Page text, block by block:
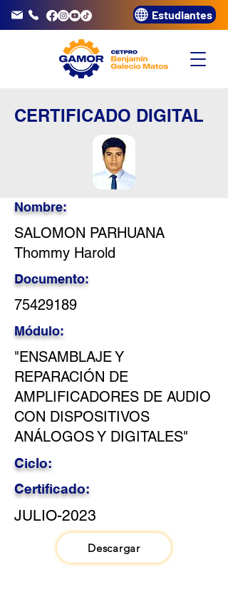
3320072 Estudiantes
CERTIFICADO DIGITAL
Nombre:
SALOMON PARHUANA
Thommy Harold
Documento:
75429189
Módulo:
"ENSAMBLAJE Y
REPARACIÓN DE
AMPLIFICADORES DE AUDIO
CON DISPOSITIVOS
ANÁLOGOS Y DIGITALES"
Ciclo:
Certificado:
JULIO-2023
Descargar